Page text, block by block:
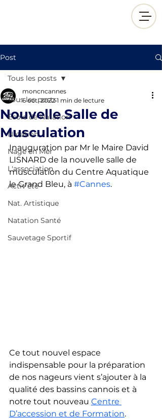
Post
Tous les posts
École de Natation
Natation
Nage en Mer
L'association
Activ'été
Nat. Artistique
Natation Santé
Sauvetage Sportif
Tous les posts
Nouvelle Salle de
Musculation
moncncannes
6 oct. 2022 1 min de lecture
Inauguration par Mr le Maire David
LISNARD de la nouvelle salle de
musculation du Centre Aquatique
le Grand Bleu, à #Cannes.
Ce tout nouvel espace
indispensable pour la préparation
de nos nageurs vient s’ajouter à la
qualité des bassins cannois et à
notre tout nouveau Centre
D’accession et de Formation.